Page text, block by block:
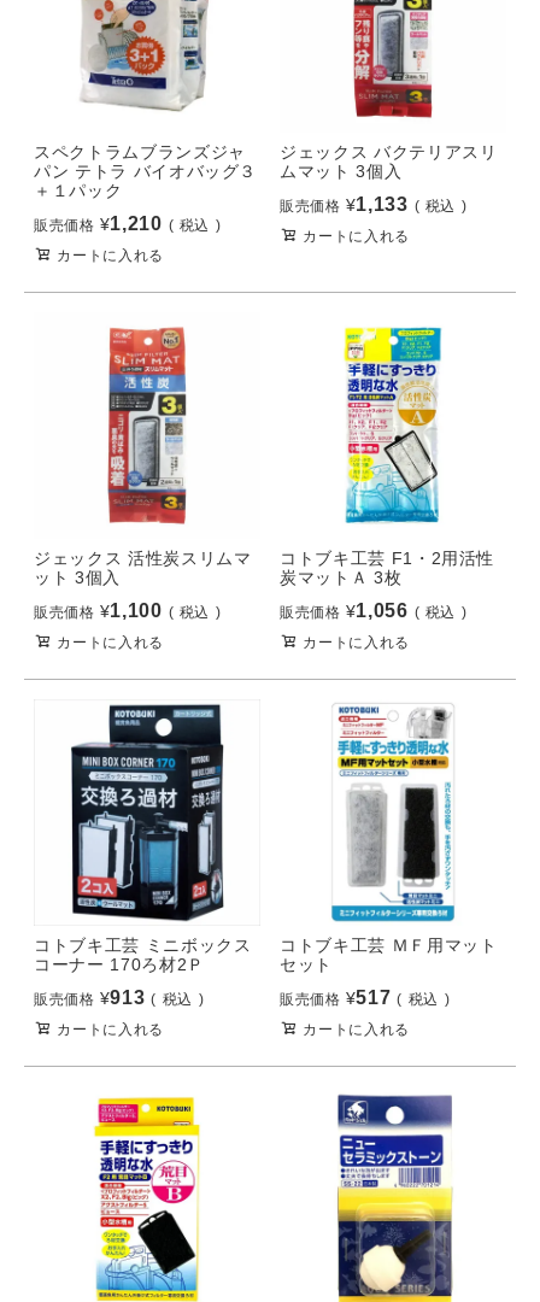
スペクトラムブランズジャ
パン テトラ バイオバッグ３
＋１パック
販売価格 ¥1,210
税込
カートに入れる
ジェックス バクテリアスリ
ムマット 3個入
販売価格 ¥1,133
税込
カートに入れる
ジェックス 活性炭スリムマ
ット 3個入
販売価格 ¥1,100
税込
カートに入れる
コトブキ工芸 F1・2用活性
炭マットＡ 3枚
販売価格 ¥1,056
税込
カートに入れる
コトブキ工芸 ミニボックス
コーナー 170ろ材2Ｐ
販売価格 ¥913
税込
カートに入れる
コトブキ工芸 ＭＦ用マット
セット
販売価格 ¥517
税込
カートに入れる